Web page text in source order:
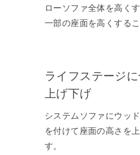
ローソファ全体を高く
一部の座面を高くするこ
ライフステージ
上げ下げ
システムソファにウッ
を付けて座面の高さを
す。